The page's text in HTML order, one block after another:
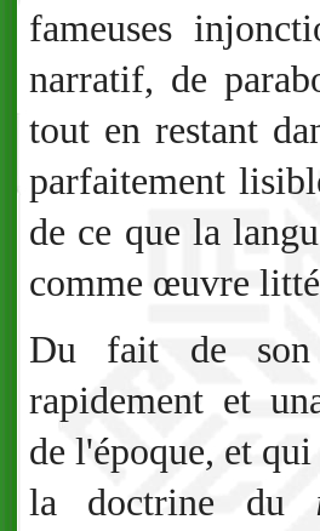
fameuses
narratif, de
tout en restant
parfaitement
de ce que la
comme œuvre
Du fait de son
rapidement et
de l'époque, et
la doctrine du